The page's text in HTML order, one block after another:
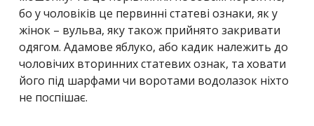
бо у чоловіків це первинні статеві ознаки, як у
жінок – вульва, яку також прийнято закривати
одягом. Адамове яблуко, або кадик належить до
чоловічих вторинних статевих ознак, та ховати
його під шарфами чи воротами водолазок ніхто
не поспішає.